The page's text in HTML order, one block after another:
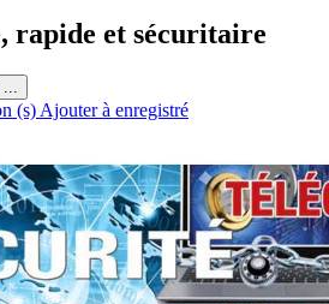
rapide et sécuritaire
(s) Ajouter à enregistré